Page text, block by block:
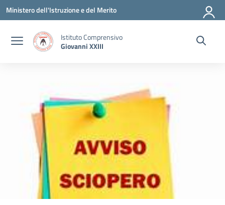
Vai ai contenuti
Vai al menu di navigazione
Vai al footer
Ministero dell'Istruzione e del Merito
Istituto Comprensivo
Giovanni XXIII